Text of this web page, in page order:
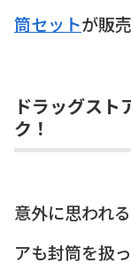
筒セットが販
ドラッグスト
ク！
意外に思われ
アも封筒を扱